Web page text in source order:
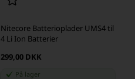
Nitecore Batterioplader UMS4 til
4 Li Ion Batterier
299,00 DKK
På lager